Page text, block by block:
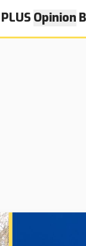
PLUS Opinion